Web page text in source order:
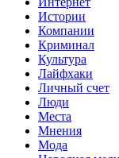
Истории
Компании
Криминал
Культура
Лайфхаки
Личный счет
Люди
Места
Мнения
Мода